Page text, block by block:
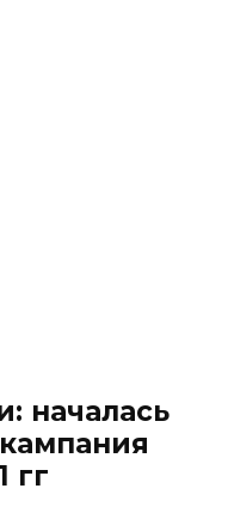
началась
гг